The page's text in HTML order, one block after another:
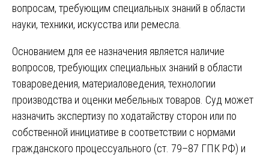
вопросам, требующим специальных знаний в области
науки, техники, искусства или ремесла.
Основанием для ее назначения является наличие
вопросов, требующих специальных знаний в области
товароведения, материаловедения, технологии
производства и оценки мебельных товаров. Суд может
назначить экспертизу по ходатайству сторон или по
собственной инициативе в соответствии с нормами
гражданского процессуального (ст. 79–87 ГПК РФ) и